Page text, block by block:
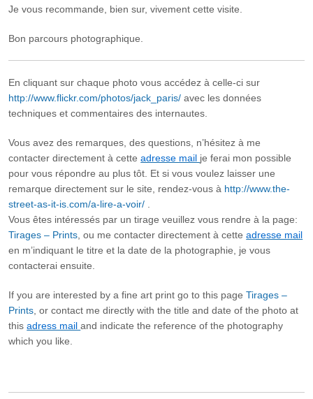
Je vous recommande, bien sur, vivement cette visite.
Bon parcours photographique.
En cliquant sur chaque photo vous accédez à celle-ci sur
http://www.flickr.com/photos/jack_paris/ avec les données
techniques et commentaires des internautes.
Vous avez des remarques, des questions, n’hésitez à me
contacter directement à cetteadresse mail je ferai mon possible
pour vous répondre au plus tôt. Et si vous voulez laisser une
remarque directement sur le site, rendez-vous à http://www.the-
street-as-it-is.com/a-lire-a-voir/
Vous êtes intéressés par un tirage veuillez vous rendre à la page:
Tirages – Prints , ou me contacter directement à cetteadresse mail
en m’indiquant le titre et la date de la photographie, je vous
contacterai ensuite.
If you are interested by a fine art print go to this pageTirages –
Prints , or contact me directly with the title and date of the photo at
thisadress mailand indicate the reference of the photography
which you like.